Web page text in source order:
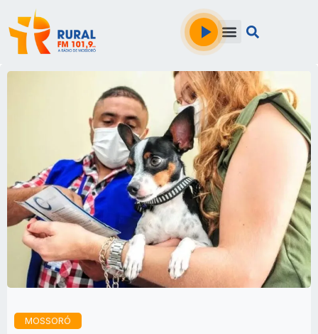
MOSSORÓ